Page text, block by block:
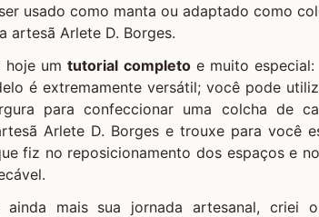
usado como manta ou adaptado como
artesã Arlete D. Borges.
hoje umtutorial completoe muito especial:
é extremamente versátil; você pode
para confeccionar uma colcha de
Arlete D. Borges e trouxe para você
fiz no reposicionamento dos espaços e
ainda mais sua jornada artesanal, criei